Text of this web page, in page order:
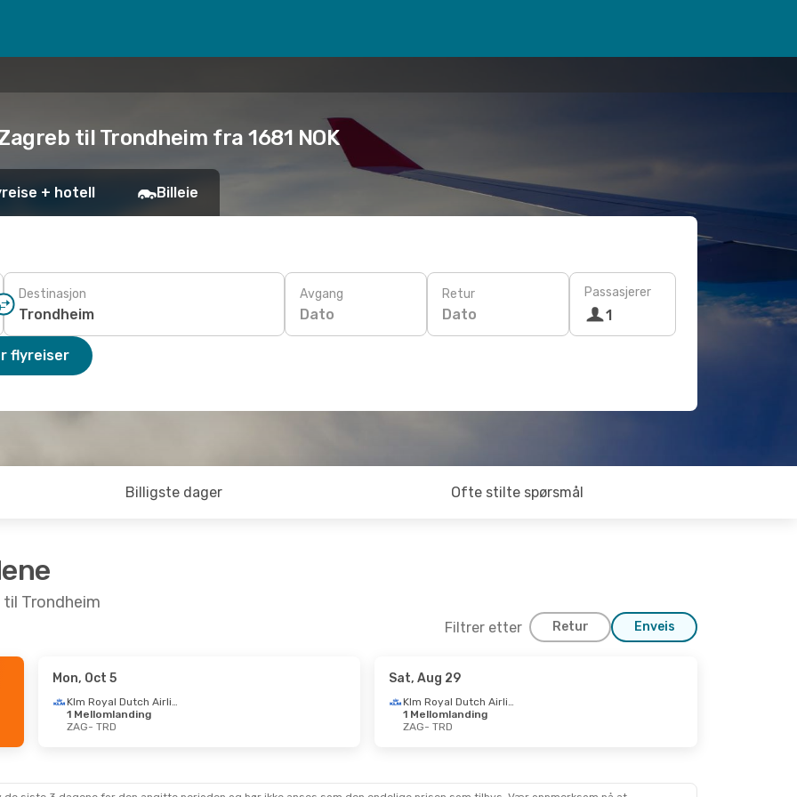
til Trondheim fra 1681 NOK
+ hotell Billeie
Destinasjon Avgang
Dato
Retur
Dato
Passasjerer
1
flyreiser
Billigste dager Ofte stilte spørsmål
Trondheim
Filtrer etter Retur Enveis
Klm Royal Dutch Airlines
Mon, Oct 5
Klm Royal Dutch Airlines
1 Mellomlanding
ZAG- TRD
Sat, Aug 29
Klm Royal Dutch Airlines
1 Mellomlanding
ZAG- TRD